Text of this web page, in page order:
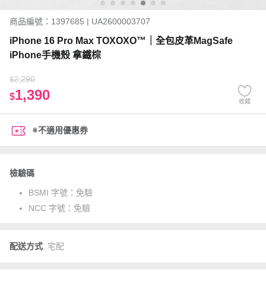
商品編號：1397685 | UA2600003707
iPhone 16 Pro Max TOXOXO™｜全包皮革MagSafe
iPhone手機殼 拿鐵棕
$2,290
$1,390 收藏
※不適用優惠券
檢驗碼
BSMI 字號： 免驗
NCC 字號： 免驗
配送方式 宅配